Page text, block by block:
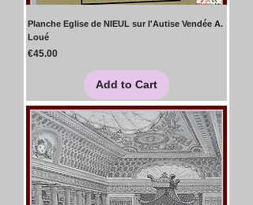
Planche Eglise de NIEUL sur l'Autise Vendée A.
Loué
Price
€45.00
Add to Cart